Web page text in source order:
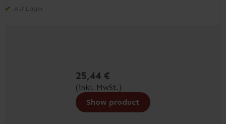
Auf Lager
25,44 €
(inkl. MwSt.)
Show product